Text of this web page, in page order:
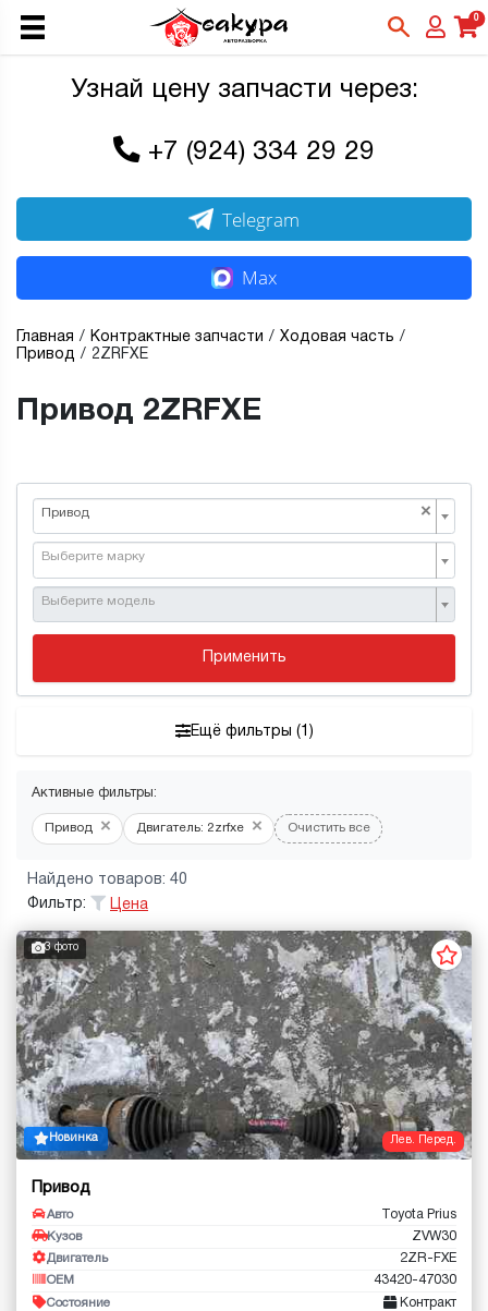
0
Узнай цену запчасти через:
+7 (924) 334 29 29
Telegram
Max
Главная Контрактные запчасти
Ходовая часть
Привод
2ZRFXE
Привод 2ZRFXE
×
Привод
Выберите марку
Выберите модель
Применить
Ещё фильтры (1)
Активные фильтры:
Привод × Двигатель: 2zrfxe × Очистить все
Найдено товаров: 40
Фильтр:
Цена
Лев. Перед.
3 фото
Новинка
Привод
Авто Toyota Prius
Кузов ZVW30
Двигатель 2ZR-FXE
OEM 43420-47030
Состояние Контракт